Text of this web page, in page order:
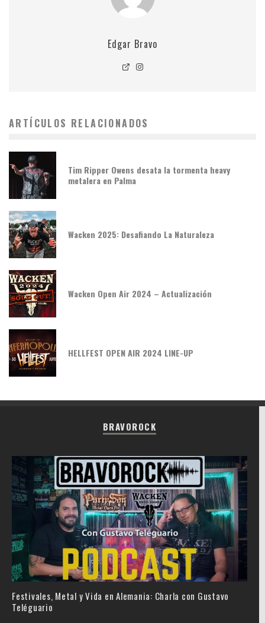
Edgar Bravo
ARTÍCULOS RELACIONADOS
Tim Ripper Owens desata la tormenta heavy
metalera en Palma
Wacken 2025: Desafiando La Naturaleza
Wacken Open Air 2024 – Actualización
HELLFEST OPEN AIR 2024 LINE-UP
BRAVOROCK
Festivales, Metal y Vida en Alemania: Charla con Gustavo
Teléguario